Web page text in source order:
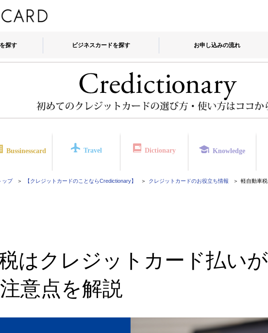
探す ビジネスカードを探す お申し込みの流れ
Bussinesscard Travel Dictionary Knowledge
ップ 【クレジットカードのことならCredictionary】 クレジットカードのお役立ち情報 軽自動車
はクレジットカード払い
意点を解説